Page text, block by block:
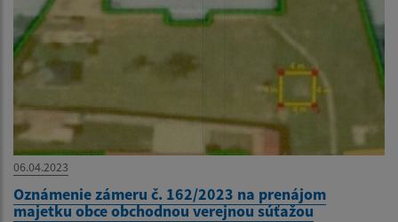
06.04.2023
Oznámenie zámeru č. 162/2023 na prenájom
majetku obce obchodnou verejnou súťažou